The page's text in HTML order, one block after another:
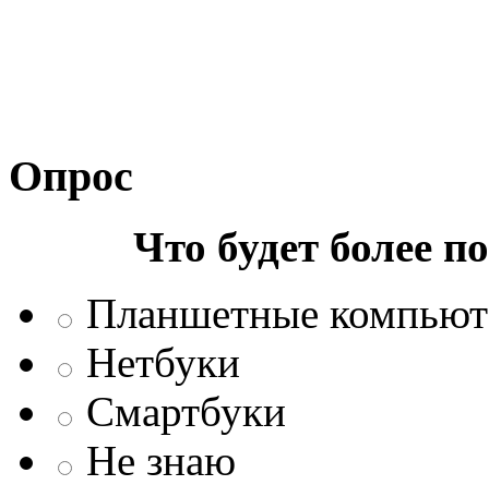
Опрос
Что будет более
Планшетные
Нетбуки
Смартбуки
Не знаю